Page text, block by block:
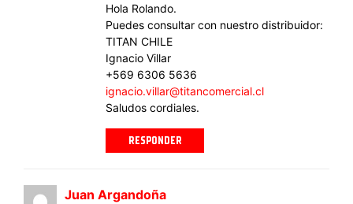
Hola Rolando.
Puedes consultar con nuestro distribuidor:
TITAN CHILE
Ignacio Villar
+569 6306 5636
ignacio.villar@titancomercial.cl
Saludos cordiales.
RESPONDER
Juan Argandoña